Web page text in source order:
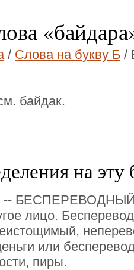
/ Слова на букву Б /
байдак.
на эту
-- БЕСПЕРЕВОДНЫЙ,
лицо.
или
пиры.